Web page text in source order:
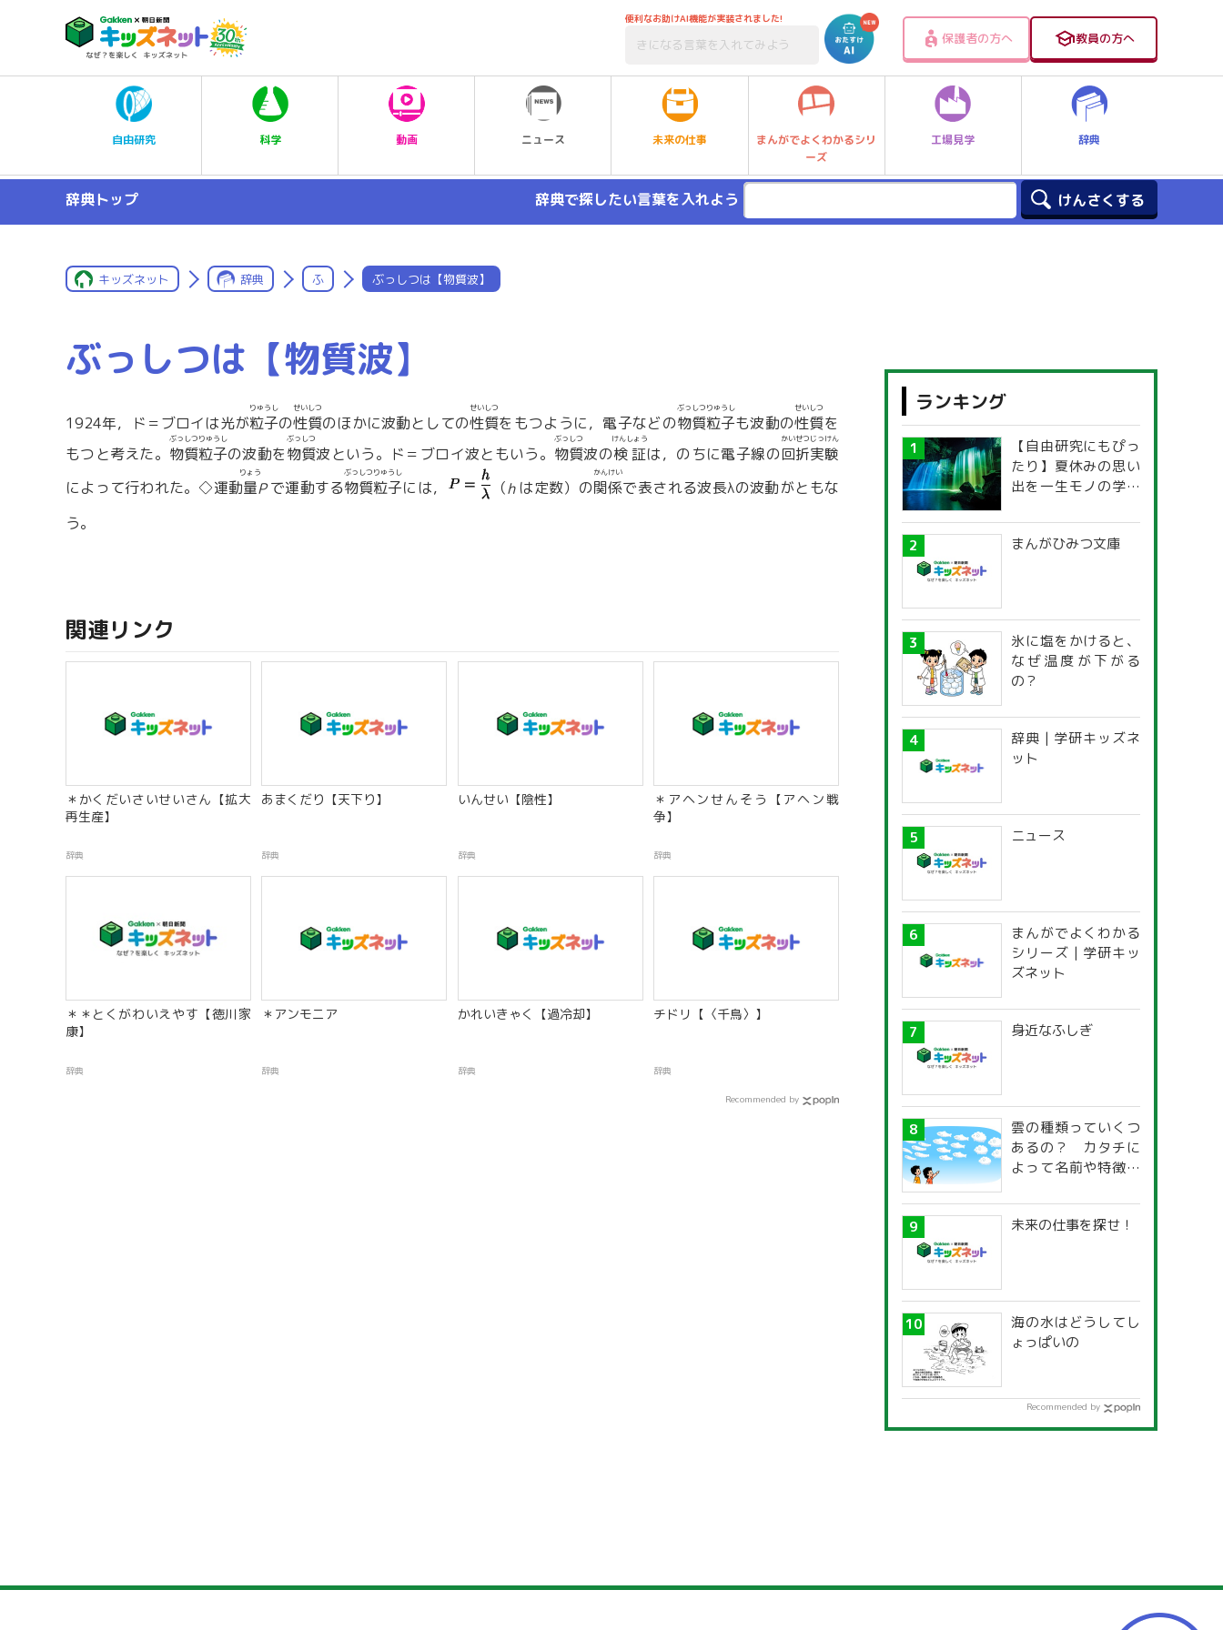
便利なお助けAI機能が実装されました!
保護者の方へ 教員の方へ
自由研究 科学 動画 ニュース 未来の仕事
まんがでよくわかるシリ
ーズ
工場見学 辞典
辞典トップ 辞典で探したい言葉を入れよう
キッズネット 辞典 ふ ぶっしつは【物質波】
ぶっしつは【物質波】
1924年，ド＝ブロイは光が粒子
りゅうし
の性質
せいしつ
のほかに波動としての性質
せいしつ
をもつように，電子などの物質粒子
ぶっしつりゅうし
も波動の性質
せいしつ
を
もつと考えた。 物質粒子
ぶっしつりゅうし
の波動を物質
ぶっしつ
波という。ド＝ブロイ波ともいう。 物質
ぶっしつ
波の検証
けんしょう
は，のちに電子線の回折
かいせつ
実験
じっけん
によって行われた。◇運動量
りょう
Pで運動する物質粒子
ぶっしつりゅうし
には， （hは定数）の関係
かんけい
で表される波長λの波動がともな
う。
関連リンク
＊かくだいさいせいさん【拡大
再生産】
辞典
あまくだり【天下り】
辞典
いんせい【陰性】
辞典
＊アヘンせんそう【アヘン戦
争】
辞典
＊＊とくがわいえやす【徳川家
康】
辞典
＊アンモニア
辞典
かれいきゃく【過冷却】
辞典
チドリ【〈千鳥〉】
辞典
Recommended by
ランキング
【自由研究にもぴっ
たり】夏休みの思い
出を一生モノの学び
探究ガイド
まんがひみつ文庫
氷に塩をかけると、
なぜ温度が下がる
の？
辞典 | 学研キッズネ
ット
ニュース
まんがでよくわかる
シリーズ | 学研キッ
ズネット
身近なふしぎ
雲の種類っていくつ
あるの？ カタチに
よって名前や特徴が
未来の仕事を探せ！
海の水はどうしてし
ょっぱいの
Recommended by